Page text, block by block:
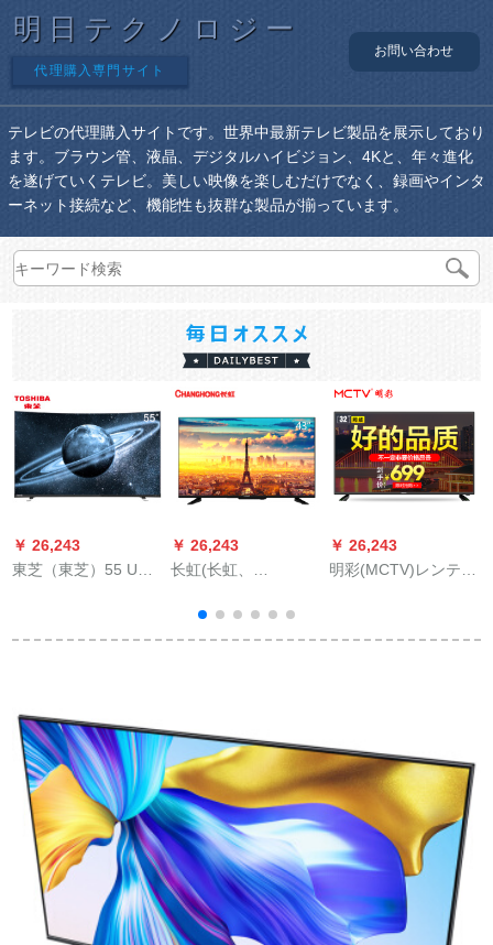
明日テクノロジー
代理購入専門サイト
お問い合わせ
テレビの代理購入サイトです。世界中最新テレビ製品を展示しており
ます。ブラウン管、液晶、デジタルハイビジョン、4Kと、年々進化
を遂げていくテレビ。美しい映像を楽しむだけでなく、録画やインタ
ーネット接続など、機能性も抜群な製品が揃っています。
￥ 26,243
東芝（東芝）55 U
ー、人工知能超薄型
￥ 26,243
长虹(长虹、
S 43ラインチ43ライ
ンストーン
￥ 26,243
明彩(MCTV)レンテッ
ッジ